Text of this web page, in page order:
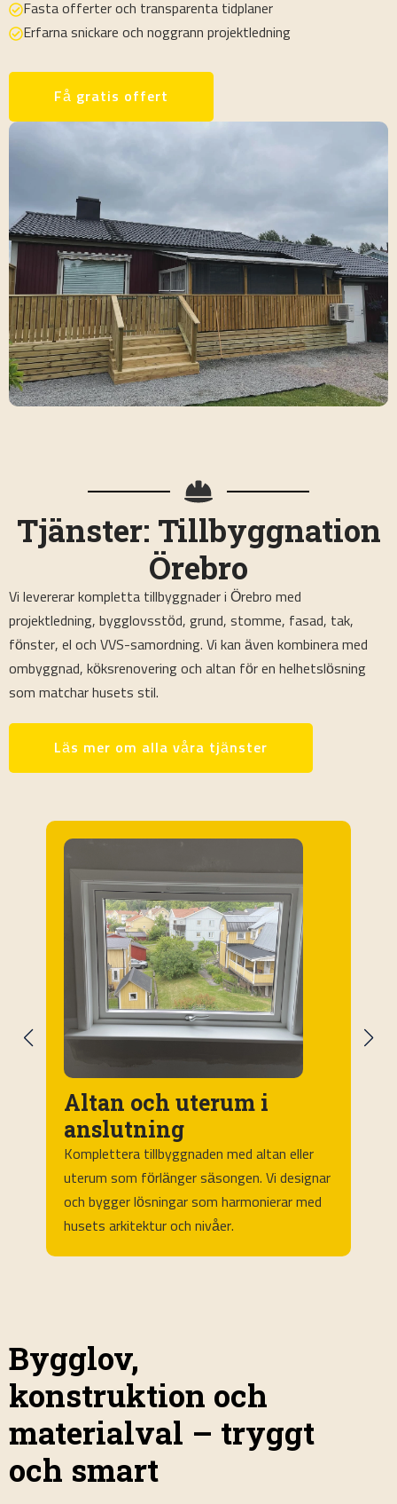
Fasta offerter och transparenta tidplaner
Erfarna snickare och noggrann projektledning
Få gratis offert
Tjänster: Tillbyggnation
Örebro
Vi levererar kompletta tillbyggnader i Örebro med
projektledning, bygglovsstöd, grund, stomme, fasad, tak,
fönster, el och VVS-samordning. Vi kan även kombinera med
ombyggnad, köksrenovering och altan för en helhetslösning
som matchar husets stil.
Läs mer om alla våra tjänster
Altan och uterum i
anslutning
Komplettera tillbyggnaden med altan eller
uterum som förlänger säsongen. Vi designar
och bygger lösningar som harmonierar med
husets arkitektur och nivåer.
Bygglov,
konstruktion och
materialval – tryggt
och smart